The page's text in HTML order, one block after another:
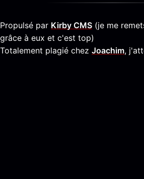
Propulsé par Kirby CMS (je me
grâce à eux et c'est top)
Totalement plagié chez Joachim,